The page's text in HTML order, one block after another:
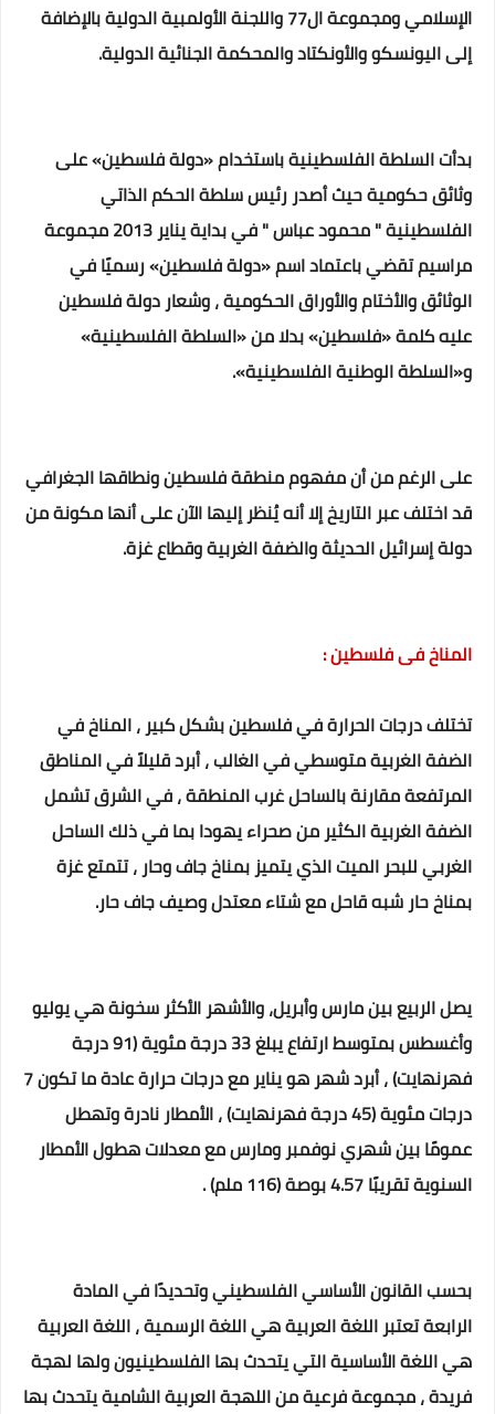
الإسلامي ومجموعة ال77 واللجنة الأولمبية الدولية بالإضافة
إلى اليونسكو والأونكتاد والمحكمة الجنائية الدولية.
بدأت السلطة الفلسطينية باستخدام «دولة فلسطين» على
وثائق حكومية حيث أصدر رئيس سلطة الحكم الذاتي
الفلسطينية " محمود عباس " في بداية يناير 2013 مجموعة
مراسيم تقضي باعتماد اسم «دولة فلسطين» رسميًا في
الوثائق والأختام والأوراق الحكومية ، وشعار دولة فلسطين
عليه كلمة «فلسطين» بدلا من «السلطة الفلسطينية»
و«السلطة الوطنية الفلسطينية».
على الرغم من أن مفهوم منطقة فلسطين ونطاقها الجغرافي
قد اختلف عبر التاريخ إلا أنه يُنظر إليها الآن على أنها مكونة من
دولة إسرائيل الحديثة والضفة الغربية وقطاع غزة.
المناخ فى فلسطين :
تختلف درجات الحرارة في فلسطين بشكل كبير ، المناخ في
الضفة الغربية متوسطي في الغالب ، أبرد قليلاً في المناطق
المرتفعة مقارنة بالساحل غرب المنطقة ، في الشرق تشمل
الضفة الغربية الكثير من صحراء يهودا بما في ذلك الساحل
الغربي للبحر الميت الذي يتميز بمناخ جاف وحار ، تتمتع غزة
بمناخ حار شبه قاحل مع شتاء معتدل وصيف جاف حار.
يصل الربيع بين مارس وأبريل، والأشهر الأكثر سخونة هي يوليو
وأغسطس بمتوسط ارتفاع يبلغ 33 درجة مئوية (91 درجة
فهرنهايت) ، أبرد شهر هو يناير مع درجات حرارة عادة ما تكون 7
درجات مئوية (45 درجة فهرنهايت) ، الأمطار نادرة وتهطل
عمومًا بين شهري نوفمبر ومارس مع معدلات هطول الأمطار
السنوية تقريبًا 4.57 بوصة (116 ملم) .
بحسب القانون الأساسي الفلسطيني وتحديدًا في المادة
الرابعة تعتبر اللغة العربية هي اللغة الرسمية ، اللغة العربية
هي اللغة الأساسية التي يتحدث بها الفلسطينيون ولها لهجة
فريدة ، مجموعة فرعية من اللهجة العربية الشامية يتحدث بها